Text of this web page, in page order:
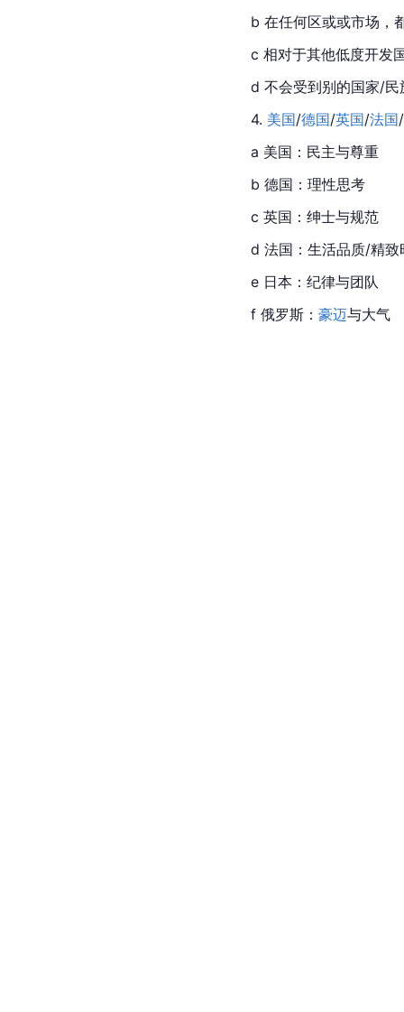
b 在任何区或或市场，
c 相对于其他低度开发
d 不会受到别的国家/民
4. 美国/德国/英国/法国/
a 美国：民主与尊重
b 德国：理性思考
c 英国：绅士与规范
d 法国：生活品质/精致
e 日本：纪律与团队
f 俄罗斯 ： 豪迈与大气